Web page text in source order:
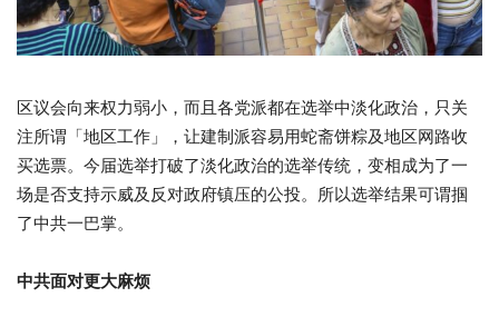
区议会向来权力弱小，而且各党派都在选举中淡化政治，只关
注所谓「地区工作」，让建制派容易用蛇斋饼粽及地区网路收
买选票。今届选举打破了淡化政治的选举传统，变相成为了一
场是否支持示威及反对政府镇压的公投。所以选举结果可谓掴
了中共一巴掌。
中共面对更大麻烦